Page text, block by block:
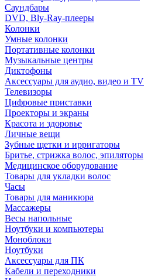
Саундбары
DVD, Bly-Ray-плееры
Колонки
Умные колонки
Портативные колонки
Музыкальные центры
Диктофоны
Аксессуары для аудио, видео и TV
Телевизоры
Цифровые приставки
Проекторы и экраны
Красота и здоровье
Личные вещи
Зубные щетки и ирригаторы
Бритье, стрижка волос, эпиляторы
Медицинское оборудование
Товары для укладки волос
Часы
Товары для маникюра
Массажеры
Весы напольные
Ноутбуки и компьютеры
Моноблоки
Ноутбуки
Аксессуары для ПК
Кабели и переходники